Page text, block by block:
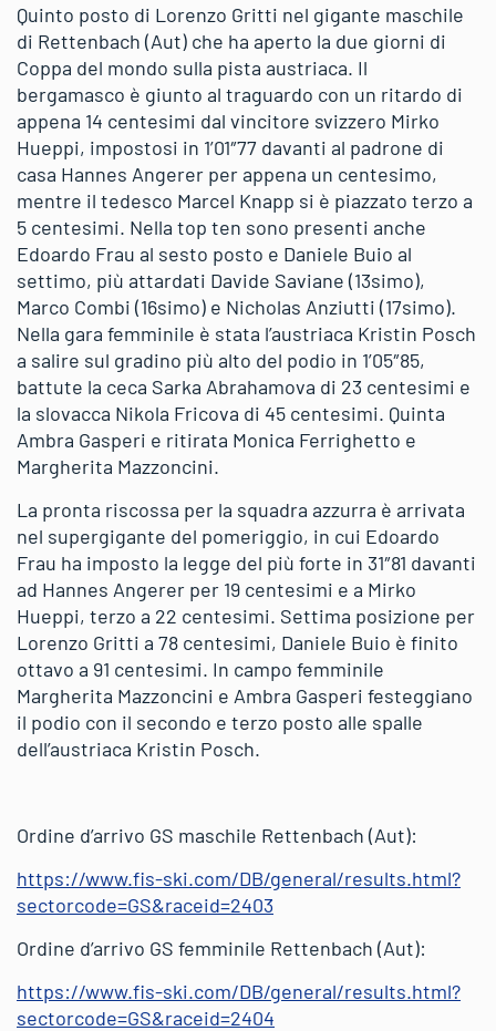
Quinto posto di Lorenzo Gritti nel gigante maschile
di Rettenbach (Aut) che ha aperto la due giorni di
Coppa del mondo sulla pista austriaca. Il
bergamasco è giunto al traguardo con un ritardo di
appena 14 centesimi dal vincitore svizzero Mirko
Hueppi, impostosi in 1’01″77 davanti al padrone di
casa Hannes Angerer per appena un centesimo,
mentre il tedesco Marcel Knapp si è piazzato terzo a
5 centesimi. Nella top ten sono presenti anche
Edoardo Frau al sesto posto e Daniele Buio al
settimo, più attardati Davide Saviane (13simo),
Marco Combi (16simo) e Nicholas Anziutti (17simo).
Nella gara femminile è stata l’austriaca Kristin Posch
a salire sul gradino più alto del podio in 1’05″85,
battute la ceca Sarka Abrahamova di 23 centesimi e
la slovacca Nikola Fricova di 45 centesimi. Quinta
Ambra Gasperi e ritirata Monica Ferrighetto e
Margherita Mazzoncini.
La pronta riscossa per la squadra azzurra è arrivata
nel supergigante del pomeriggio, in cui Edoardo
Frau ha imposto la legge del più forte in 31″81 davanti
ad Hannes Angerer per 19 centesimi e a Mirko
Hueppi, terzo a 22 centesimi. Settima posizione per
Lorenzo Gritti a 78 centesimi, Daniele Buio è finito
ottavo a 91 centesimi. In campo femminile
Margherita Mazzoncini e Ambra Gasperi festeggiano
il podio con il secondo e terzo posto alle spalle
dell’austriaca Kristin Posch.
Ordine d’arrivo GS maschile Rettenbach (Aut):
https://www.fis-ski.com/DB/general/results.html?
sectorcode=GS&raceid=2403
Ordine d’arrivo GS femminile Rettenbach (Aut):
https://www.fis-ski.com/DB/general/results.html?
sectorcode=GS&raceid=2404